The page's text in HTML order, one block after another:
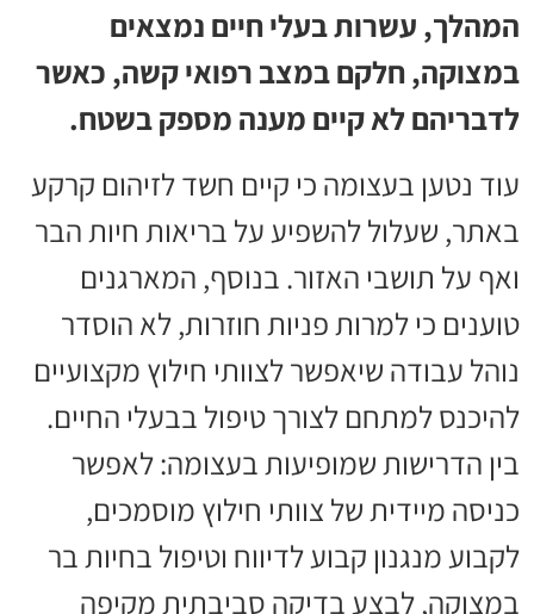
המהלך, עשרות בעלי חיים נמצאים
במצוקה, חלקם במצב רפואי קשה, כאשר
לדבריהם לא קיים מענה מספק בשטח.
עוד נטען בעצומה כי קיים חשד לזיהום קרקע
באתר, שעלול להשפיע על בריאות חיות הבר
ואף על תושבי האזור. בנוסף, המארגנים
טוענים כי למרות פניות חוזרות, לא הוסדר
נוהל עבודה שיאפשר לצוותי חילוץ מקצועיים
להיכנס למתחם לצורך טיפול בבעלי החיים.
בין הדרישות שמופיעות בעצומה: לאפשר
כניסה מיידית של צוותי חילוץ מוסמכים,
לקבוע מנגנון קבוע לדיווח וטיפול בחיות בר
במצוקה, לבצע בדיקה סביבתית מקיפה